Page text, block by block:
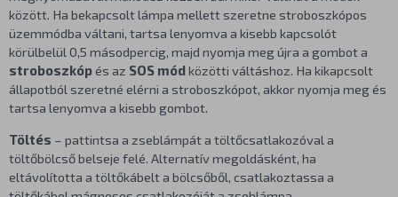
között. Ha bekapcsolt lámpa mellett szeretne stroboszkópos
üzemmódba váltani, tartsa lenyomva a kisebb kapcsolót
körülbelül 0,5 másodpercig, majd nyomja meg újra a gombot a
stroboszkópés az SOS módközötti váltáshoz. Ha kikapcsolt
állapotból szeretné elérni a stroboszkópot, akkor nyomja meg és
tartsa lenyomva a kisebb gombot.
Töltés – pattintsa a zseblámpát a töltőcsatlakozóval a
töltőbölcső belseje felé. Alternatív megoldásként, ha
eltávolította a töltőkábelt a bölcsőből, csatlakoztassa a